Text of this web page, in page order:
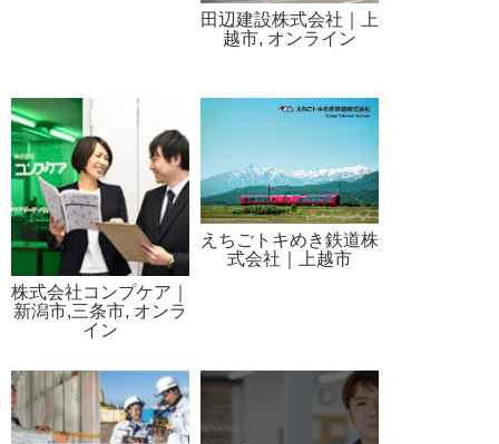
田辺建設株式会社｜上
越市, オンライン
株式会社コンプケア｜
新潟市,三条市, オンラ
イン
えちごトキめき鉄道株
式会社｜上越市